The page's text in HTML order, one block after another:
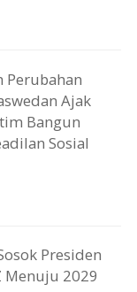
Perubahan
Ajak
Bangun
Sosial
Presiden
Menuju 2029